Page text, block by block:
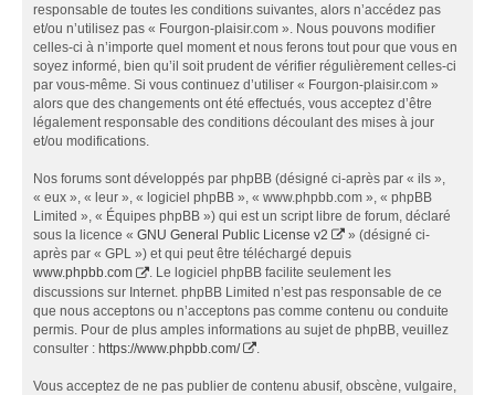
responsable de toutes les conditions suivantes, alors n’accédez pas
et/ou n’utilisez pas « Fourgon-plaisir.com ». Nous pouvons modifier
celles-ci à n’importe quel moment et nous ferons tout pour que vous en
soyez informé, bien qu’il soit prudent de vérifier régulièrement celles-ci
par vous-même. Si vous continuez d’utiliser « Fourgon-plaisir.com »
alors que des changements ont été effectués, vous acceptez d’être
légalement responsable des conditions découlant des mises à jour
et/ou modifications.
Nos forums sont développés par phpBB (désigné ci-après par « ils »,
« eux », « leur », « logiciel phpBB », « www.phpbb.com », « phpBB
Limited », « Équipes phpBB ») qui est un script libre de forum, déclaré
sous la licence « GNU General Public License v2
» (désigné ci-
après par « GPL ») et qui peut être téléchargé depuis
www.phpbb.com
. Le logiciel phpBB facilite seulement les
discussions sur Internet. phpBB Limited n’est pas responsable de ce
que nous acceptons ou n’acceptons pas comme contenu ou conduite
permis. Pour de plus amples informations au sujet de phpBB, veuillez
consulter : https://www.phpbb.com/
Vous acceptez de ne pas publier de contenu abusif, obscène, vulgaire,